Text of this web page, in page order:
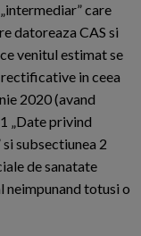
care
datoreaza CAS si
venitul estimat se
in ceea
2020 (avand
„Date privind
subsectiunea 2
de sanatate
neimpunand totusi o